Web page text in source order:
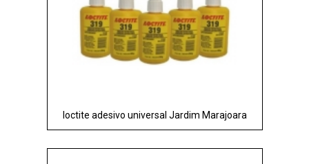
loctite adesivo universal Jardim Marajoara